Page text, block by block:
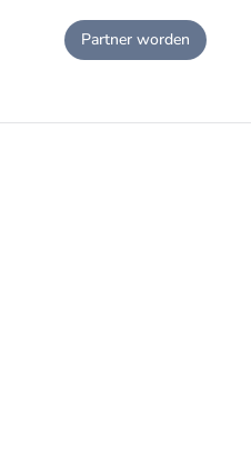
Partner worden